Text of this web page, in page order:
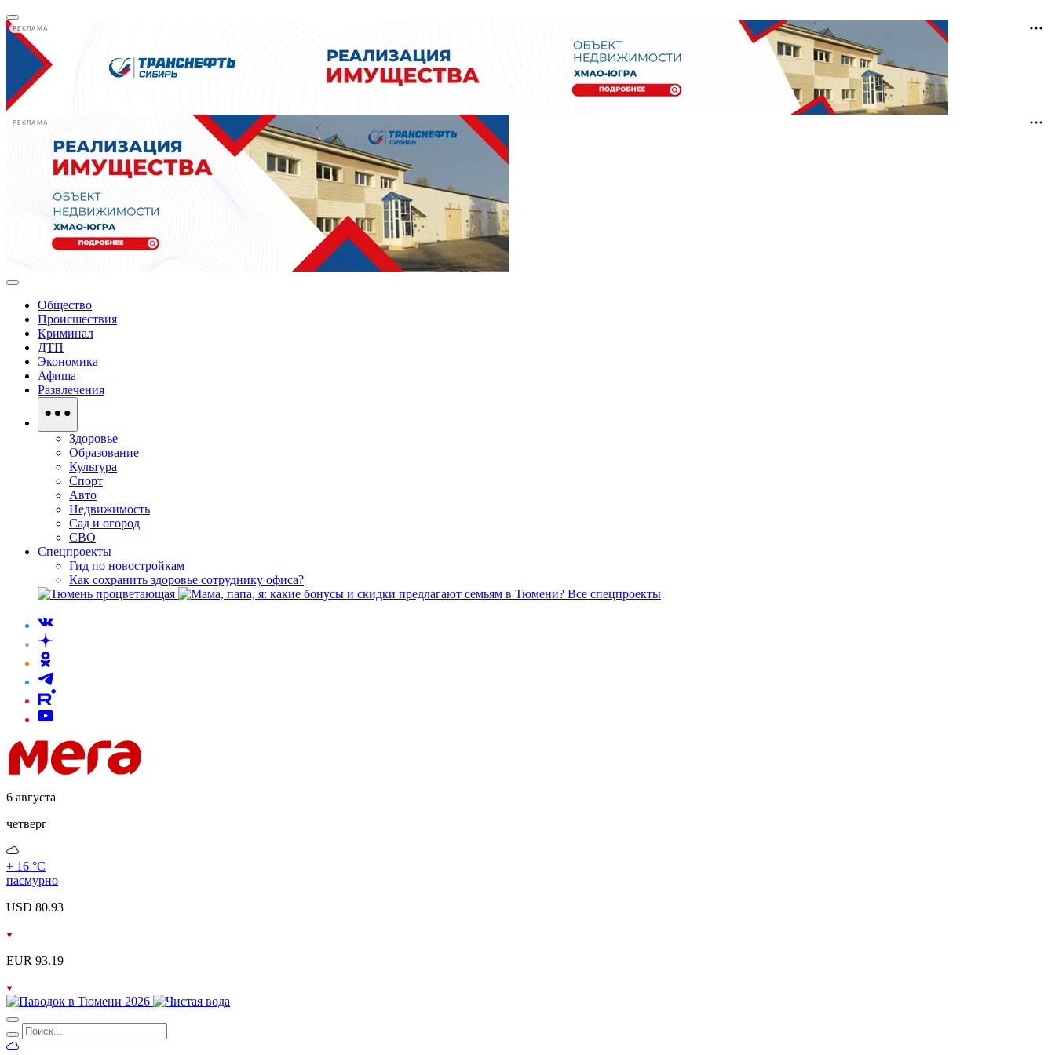
РЕКЛАМА
РЕКЛАМА
Общество
Происшествия
Криминал
ДТП
Экономика
Афиша
Развлечения
Здоровье
Образование
Культура
Спорт
Авто
Недвижимость
Сад и огород
СВО
Спецпроекты
Гид по новостройкам
Как сохранить здоровье сотруднику офиса?
Все спецпроекты
6 августа
четверг
+ 16 °С
пасмурно
USD 80.93
EUR 93.19